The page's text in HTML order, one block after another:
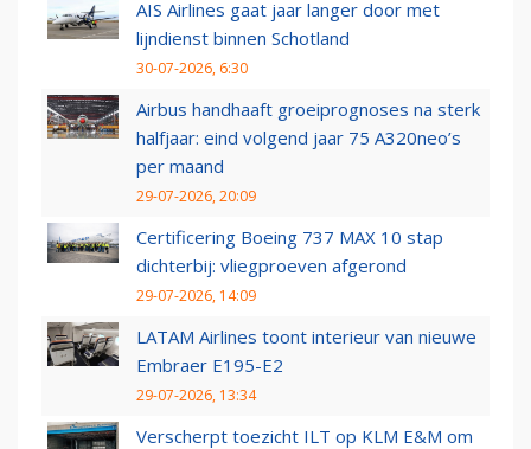
AIS Airlines gaat jaar langer door met
lijndienst binnen Schotland
30-07-2026, 6:30
Airbus handhaaft groeiprognoses na sterk
halfjaar: eind volgend jaar 75 A320neo’s
per maand
29-07-2026, 20:09
Certificering Boeing 737 MAX 10 stap
dichterbij: vliegproeven afgerond
29-07-2026, 14:09
LATAM Airlines toont interieur van nieuwe
Embraer E195-E2
29-07-2026, 13:34
Verscherpt toezicht ILT op KLM E&M om